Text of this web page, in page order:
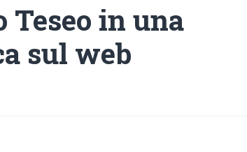
Teseo in una
sul web